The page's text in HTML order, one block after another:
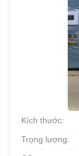
Kích thước:
Trọng lượng: